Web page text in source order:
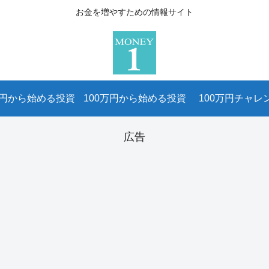
お金を増やすための情報サイト
から始める投資 100万円から始める投資 100万円チャレ
広告